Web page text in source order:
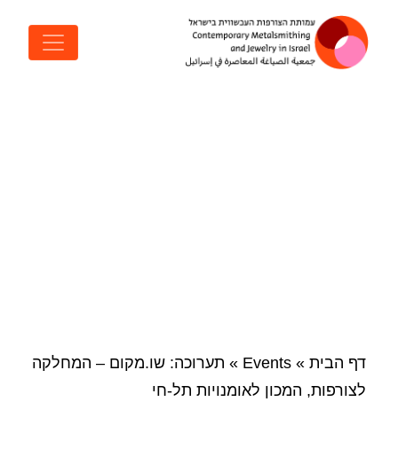
ניווט ראשי
דף הבית»
Events
» תערוכה: שו.מקום – המחלקה
לצורפות, המכון לאומנויות תל-חי